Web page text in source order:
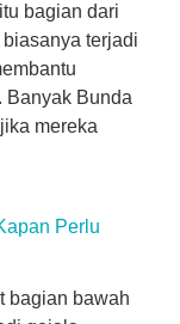
bagian dari
terjadi
Banyak Bunda
mereka
Perlu
bagian bawah